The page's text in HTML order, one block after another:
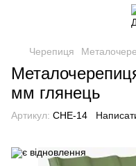
Черепиця
мм глянець
Артикул: CHE-14